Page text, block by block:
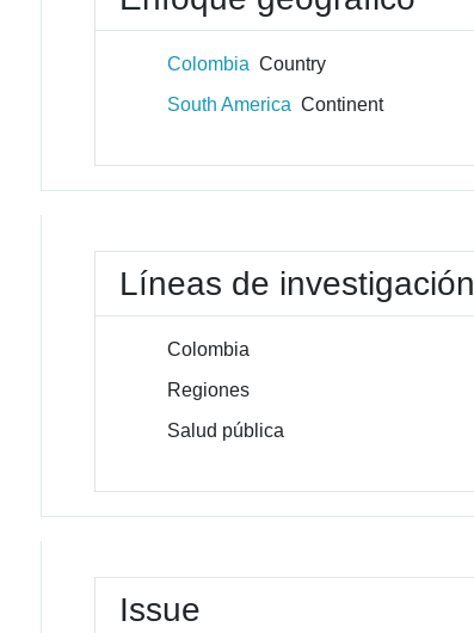
Colombia Country
South America Continent
Líneas de investigación
Colombia
Regiones
Salud pública
Issue